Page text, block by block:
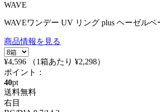
WAVE
WAVEワンデー UV リング plus ヘーゼルベ
商品情報を見る
¥4,596 （1箱あたり ¥2,298）
ポイント：
40pt
送料無料
右目